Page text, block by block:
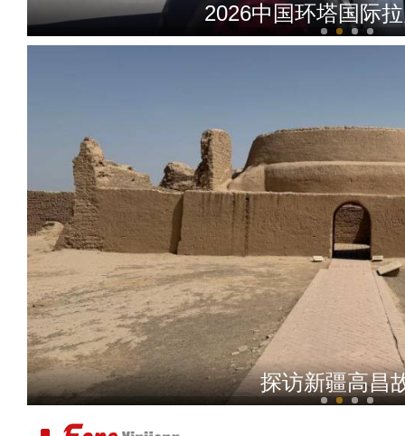
2026中国环塔国际
新疆，正在
探访新疆高昌